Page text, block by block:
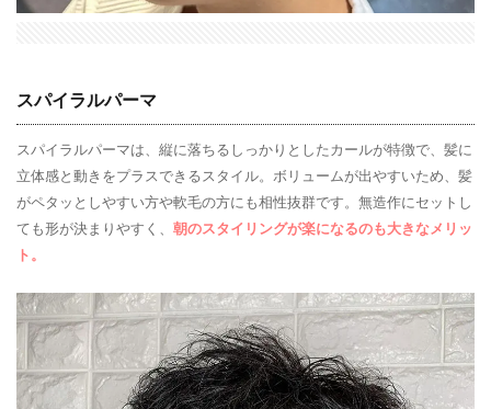
スパイラルパーマ
スパイラルパーマは、縦に落ちるしっかりとしたカールが特徴で、髪に
立体感と動きをプラスできるスタイル。ボリュームが出やすいため、髪
がペタッとしやすい方や軟毛の方にも相性抜群です。無造作にセットし
ても形が決まりやすく、 朝のスタイリングが楽になるのも大きなメリッ
ト。